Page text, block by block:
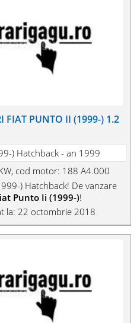
FIAT PUNTO II (1999-) 1.2
) Hatchback - an 1999
cod motor: 188 A4.000
) Hatchback! De vanzare
Punto Ii (1999-)!
la: 22 octombrie 2018